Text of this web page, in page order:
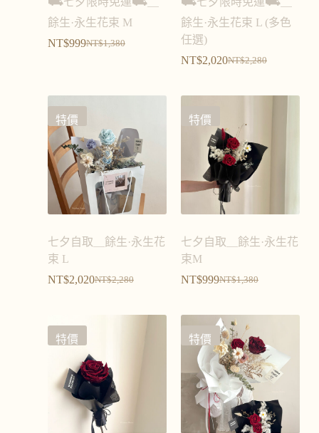
餘生·永生花束 M
NT$1,380
NT$999
餘生·永生花束 L (多色
任選)
NT$2,280
NT$2,020
特價
七夕自取＿餘生·永生花
束 L
NT$2,280
NT$2,020
特價
七夕自取＿餘生·永生花
束M
NT$1,380
NT$999
特價 特價